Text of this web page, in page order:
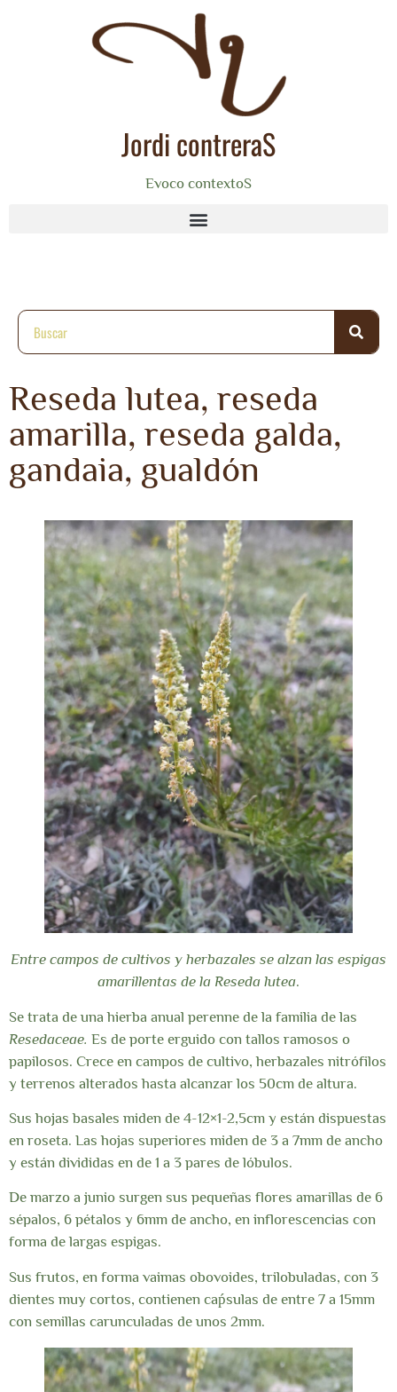
Jordi contreraS
Evoco contextoS
Reseda lutea, reseda
amarilla, reseda galda,
gandaia, gualdón
Entre campos de cultivos y herbazales se alzan las espigas
amarillentas de la Reseda lutea.
Se trata de una hierba anual perenne de la familia de las
Resedaceae. Es de porte erguido con tallos ramosos o
papilosos. Crece en campos de cultivo, herbazales nitrófilos
y terrenos alterados hasta alcanzar los 50cm de altura.
Sus hojas basales miden de 4-12×1-2,5cm y están dispuestas
en roseta. Las hojas superiores miden de 3 a 7mm de ancho
y están divididas en de 1 a 3 pares de lóbulos.
De marzo a junio surgen sus pequeñas flores amarillas de 6
sépalos, 6 pétalos y 6mm de ancho, en inflorescencias con
forma de largas espigas.
Sus frutos, en forma vaimas obovoides, trilobuladas, con 3
dientes muy cortos, contienen caṕsulas de entre 7 a 15mm
con semillas carunculadas de unos 2mm.